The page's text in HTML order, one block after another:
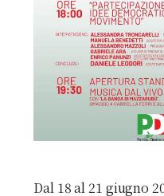
Dal 18 al 21 giugno